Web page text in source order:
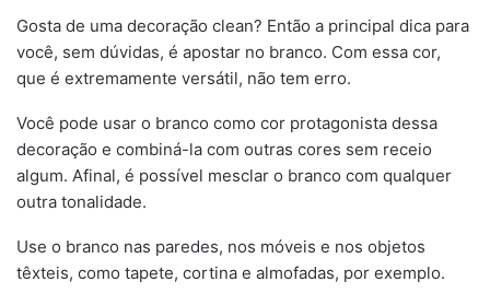
Gosta de uma decoração clean? Então a principal dica para
você, sem dúvidas, é apostar no branco. Com essa cor,
que é extremamente versátil, não tem erro.
Você pode usar o branco como cor protagonista dessa
decoração e combiná-la com outras cores sem receio
algum. Afinal, é possível mesclar o branco com qualquer
outra tonalidade.
Use o branco nas paredes, nos móveis e nos objetos
têxteis, como tapete, cortina e almofadas, por exemplo.